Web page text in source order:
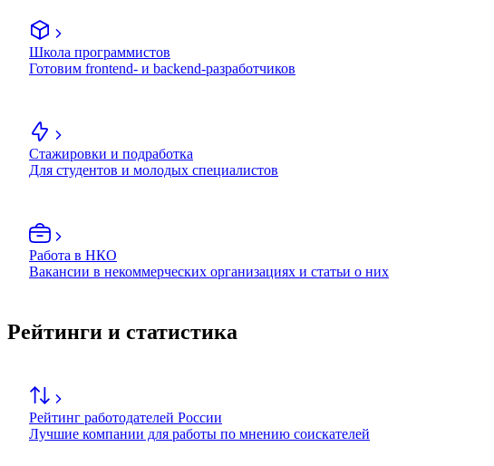
Школа программистов
Готовим frontend- и backend-разработчиков
Стажировки и подработка
Для студентов и молодых специалистов
Работа в НКО
Вакансии в некоммерческих организациях и статьи о них
Рейтинги и статистика
Рейтинг работодателей России
Лучшие компании для работы по мнению соискателей